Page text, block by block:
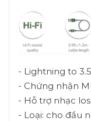
- Lightning to
- Chứng nhận
- Hỗ trợ nhạc
- Loại: cho đầu